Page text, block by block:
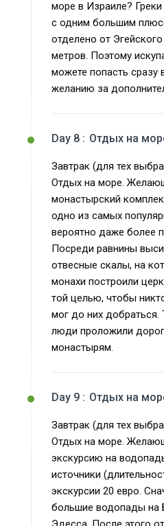
море в Израиле?
с одним большим
отделено от
метров. Поэтому
можете попасть сразу
желанию за
Day 8 : Отдых на
Завтрак (для тех
Отдых на море.
монастырский
одно из самых
вероятно даже более
Посреди равнины
отвесные скалы, на
монахи построили
той целью, чтобы
мог до них добраться.
люди проложили
монастырям.
Day 9 : Отдых на
Завтрак (для тех
Отдых на море.
экскурсию на
источники
экскурсии 20 евро.
большие водопады на